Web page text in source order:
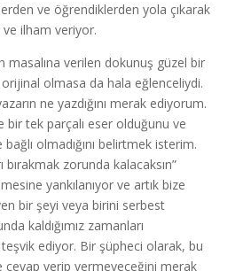
ve öğrendiklerden yola çıkarak
ilham veriyor.
masalına verilen dokunuş güzel bir
olmasa da hala eğlenceliydi.
ne yazdığını merak ediyorum.
bir tek parçalı eser olduğunu ve
olmadığını belirtmek isterim.
bırakmak zorunda kalacaksın”
yankılanıyor ve artık bize
bir şeyi veya birini serbest
kaldığımız zamanları
ediyor. Bir şüpheci olarak, bu
cevap verip vermeyeceğini merak